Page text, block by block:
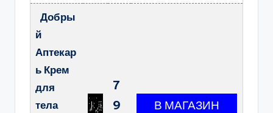
Добры
й
Аптекар
ь Крем
для
тела
7
9